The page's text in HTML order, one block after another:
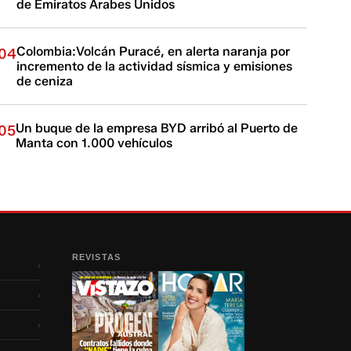
de Emiratos Árabes Unidos
Colombia:Volcán Puracé, en alerta naranja por
incremento de la actividad sísmica y emisiones
de ceniza
Un buque de la empresa BYD arribó al Puerto de
Manta con 1.000 vehículos
›
›
›
REVISTAS